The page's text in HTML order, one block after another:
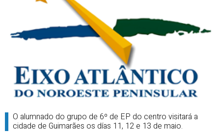
O alumnado do grupo de 6º de EP do centro visitará a
cidade de Guimarães os días 11, 12 e 13 de maio.